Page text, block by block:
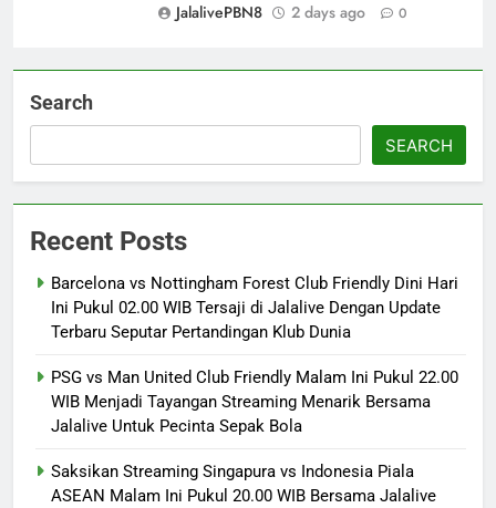
JalalivePBN8
2 days ago 0
Search
SEARCH
Recent Posts
Barcelona vs Nottingham Forest Club Friendly Dini Hari
Ini Pukul 02.00 WIB Tersaji di Jalalive Dengan Update
Terbaru Seputar Pertandingan Klub Dunia
PSG vs Man United Club Friendly Malam Ini Pukul 22.00
WIB Menjadi Tayangan Streaming Menarik Bersama
Jalalive Untuk Pecinta Sepak Bola
Saksikan Streaming Singapura vs Indonesia Piala
ASEAN Malam Ini Pukul 20.00 WIB Bersama Jalalive